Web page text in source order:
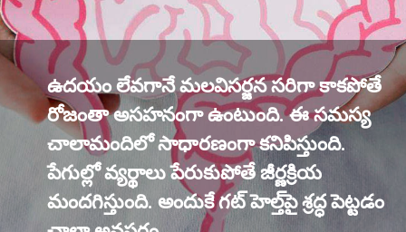
ఉదయం లేవగానే మలవిసర్జన సరిగా కాకపోతే
రోజంతా అసహనంగా ఉంటుంది. ఈ సమస్య
చాలామందిలో సాధారణంగా కనిపిస్తుంది.
పేగుల్లో వ్యర్థాలు పేరుకుపోతే జీర్ణక్రియ
మందగిస్తుంది. అందుకే గట్ హెల్త్‌పై శ్రద్ధ పెట్టడం